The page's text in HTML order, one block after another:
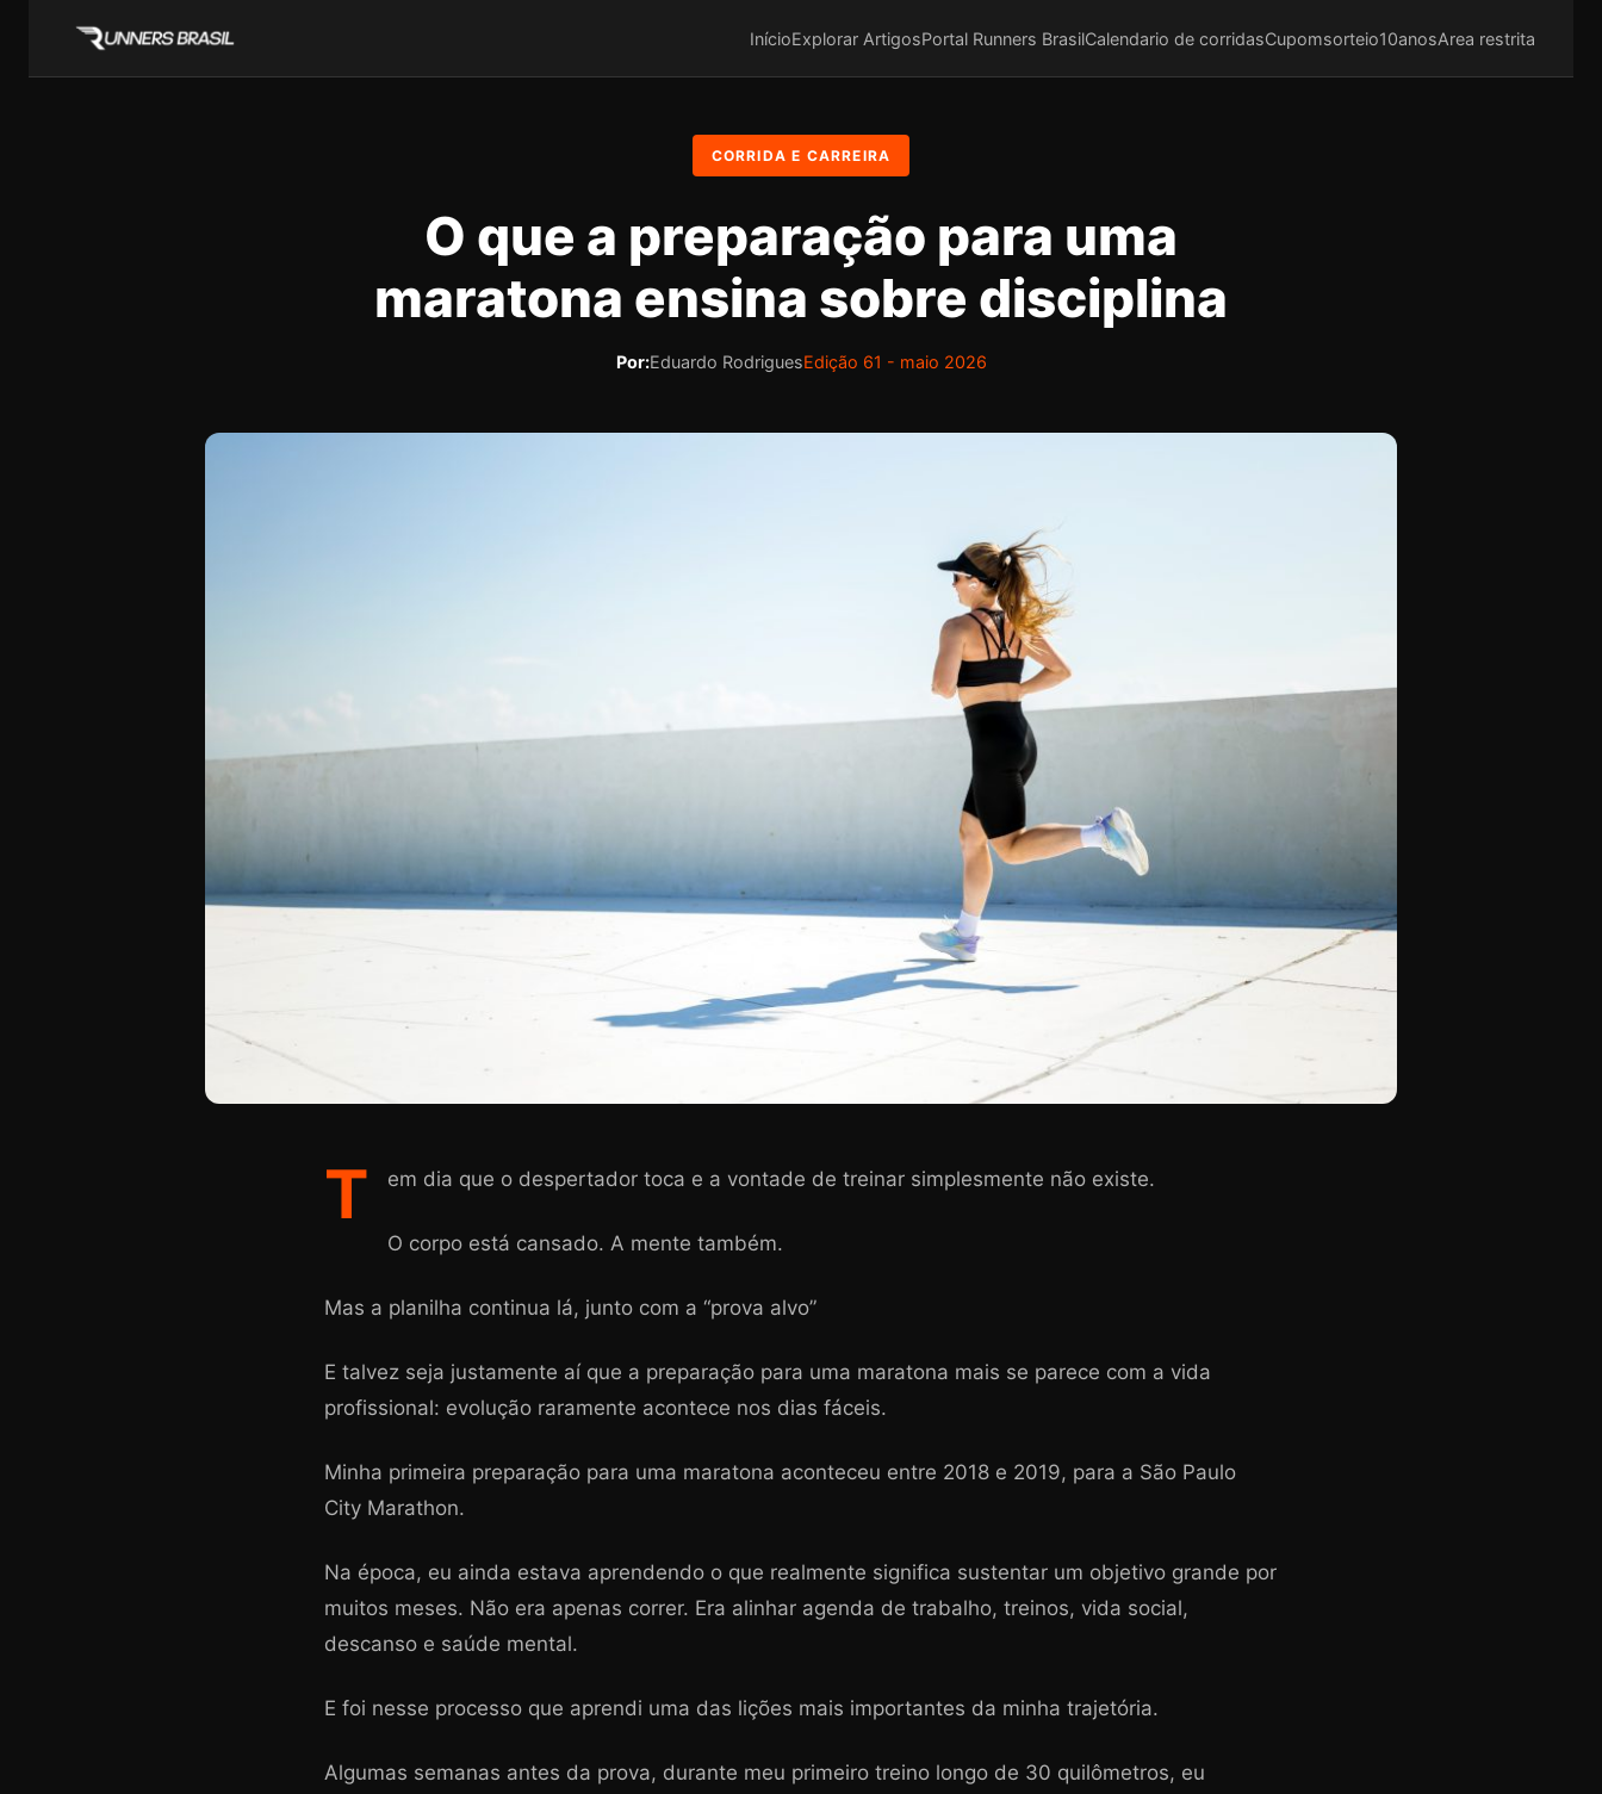
InícioExplorar ArtigosPortal Runners BrasilCalendario de corridasCupomsorteio10anosArea restrita
CORRIDA E CARREIRA
O que a preparação para uma
maratona ensina sobre disciplina
Por:Eduardo RodriguesEdição 61 - maio 2026
T em dia que o despertador toca e a vontade de treinar simplesmente não existe.
O corpo está cansado. A mente também.
Mas a planilha continua lá, junto com a “prova alvo”
E talvez seja justamente aí que a preparação para uma maratona mais se parece com a vida
profissional: evolução raramente acontece nos dias fáceis.
Minha primeira preparação para uma maratona aconteceu entre 2018 e 2019, para a São Paulo
City Marathon.
Na época, eu ainda estava aprendendo o que realmente significa sustentar um objetivo grande por
muitos meses. Não era apenas correr. Era alinhar agenda de trabalho, treinos, vida social,
descanso e saúde mental.
E foi nesse processo que aprendi uma das lições mais importantes da minha trajetória.
Algumas semanas antes da prova, durante meu primeiro treino longo de 30 quilômetros, eu